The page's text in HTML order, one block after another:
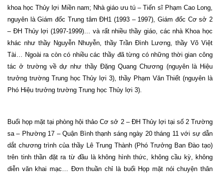
khoa học Thủy lợi Miền nam; Nhà giáo ưu tú – Tiến sĩ Phạm Cao Long,
nguyên là Giám đốc Trung tâm ĐH1 (1993 – 1997), Giám đốc Cơ sở 2
– ĐH Thủy lợi (1997-1999)… và rất nhiều thầy giáo, các nhà Khoa học
khác như thầy Nguyễn Nhuyễn, thầy Trần Đình Lương, thầy Võ Việt
Tài… Ngoài ra còn có nhiều các thầy đã từng có những thời gian công
tác ở trường về dự như thầy Đặng Quang Chương (nguyên là Hiệu
trưởng trường Trung học Thủy lợi 3), thầy Phạm Văn Thiết (nguyên là
Phó Hiệu trưởng trường Trung học Thủy lợi 3).
Buổi họp mặt tại phòng hội thảo Cơ sở 2 – ĐH Thủy lợi tại số 2 Trường
sa – Phường 17 – Quận Bình thạnh sáng ngày 20 tháng 11 với sự dẫn
dắt chương trình của thầy Lê Trung Thành (Phó Trưởng Ban Đào tạo)
trên tinh thần đặt ra từ đầu là không hình thức, không cầu kỳ, không
diễn văn khai mạc… Đơn thuần chỉ là buổi Họp mặt nói chuyện thân